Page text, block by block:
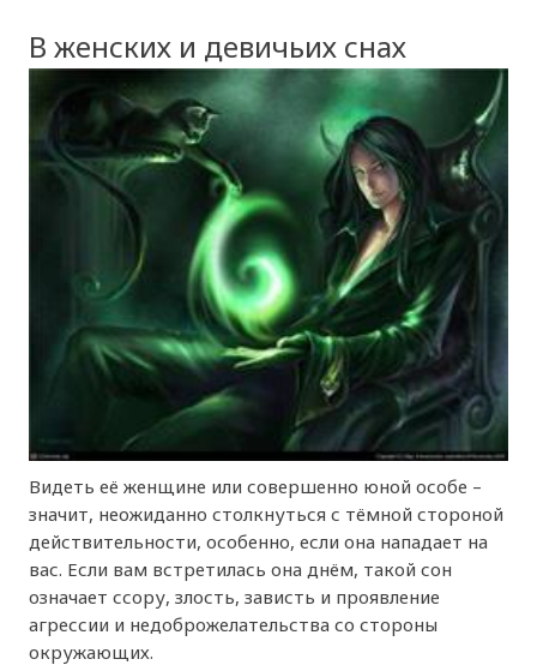
В женских и девичьих снах
Видеть её женщине или совершенно юной особе –
значит, неожиданно столкнуться с тёмной стороной
действительности, особенно, если она нападает на
вас. Если вам встретилась она днём, такой сон
означает ссору, злость, зависть и проявление
агрессии и недоброжелательства со стороны
окружающих.